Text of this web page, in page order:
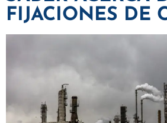
FIJACIONES DE